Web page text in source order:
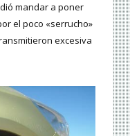
mandar a poner
el poco «serrucho»
excesiva